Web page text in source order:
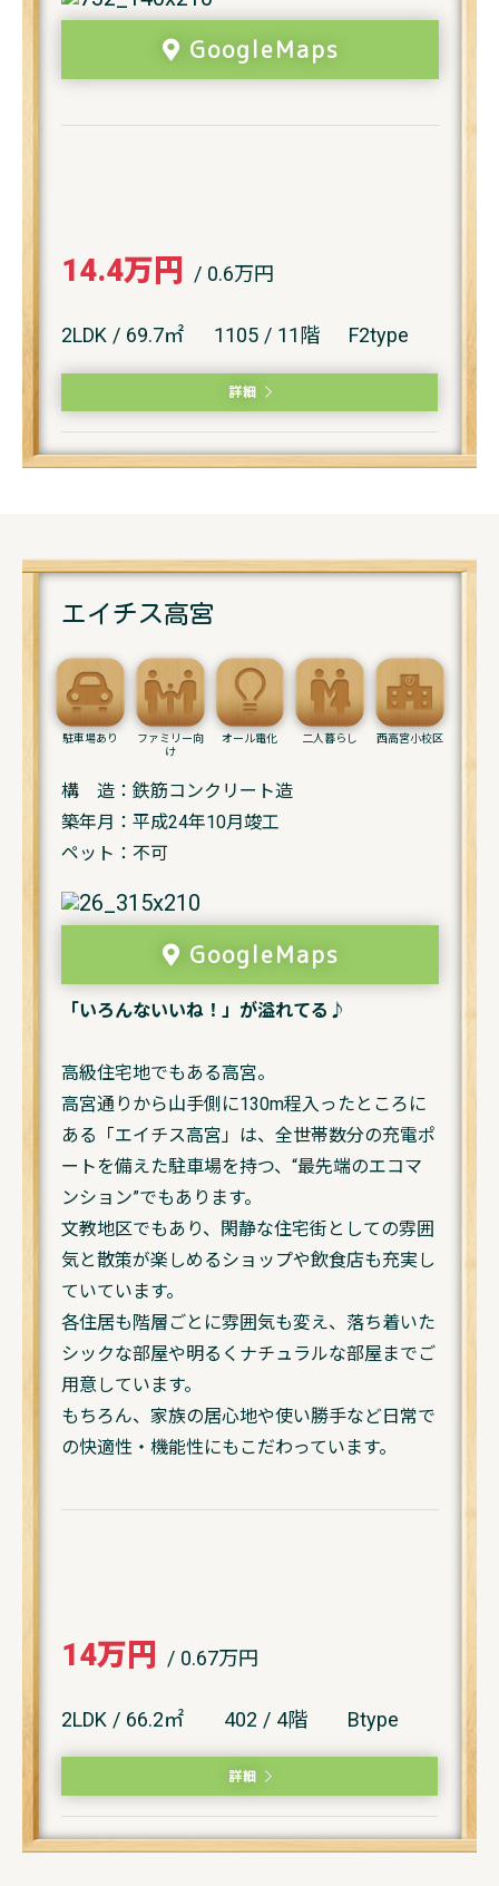
GoogleMaps
1105 / 11階
2LDK / 69.7㎡ F2type
14.4万円 / 0.6万円
詳細
エイチス高宮
駐車場あり
ファミリー向
け
オール電化 二人暮らし 西高宮小校区
構 造：鉄筋コンクリート造
築年月：平成24年10月竣工
ペット：不可
GoogleMaps
「いろんないいね！」が溢れてる♪
高級住宅地でもある高宮。
高宮通りから山手側に130m程入ったところに
ある「エイチス高宮」は、全世帯数分の充電ポ
ートを備えた駐車場を持つ、“最先端のエコマ
ンション”でもあります。
文教地区でもあり、閑静な住宅街としての雰囲
気と散策が楽しめるショップや飲食店も充実し
ていています。
各住居も階層ごとに雰囲気も変え、落ち着いた
シックな部屋や明るくナチュラルな部屋までご
用意しています。
もちろん、家族の居心地や使い勝手など日常で
の快適性・機能性にもこだわっています。
402 / 4階
2LDK / 66.2㎡ Btype
14万円 / 0.67万円
詳細